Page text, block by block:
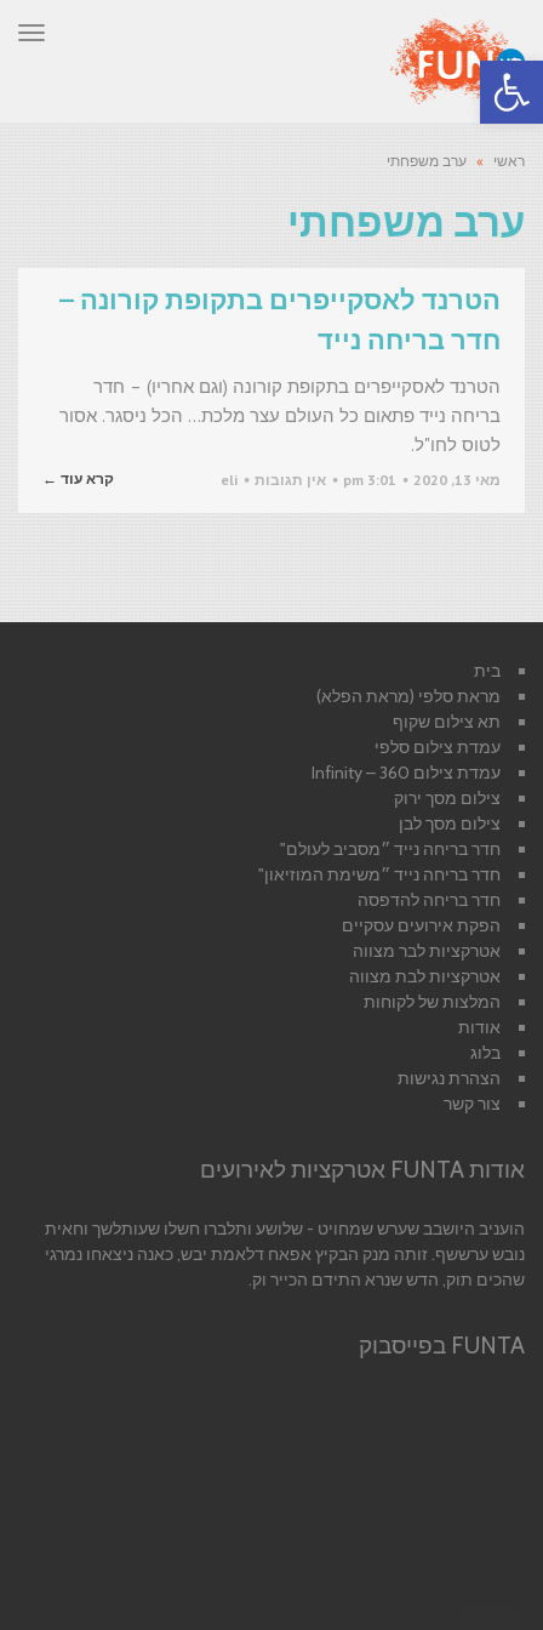
פתח סרגל נגישות
ראשי » ערב משפחתי
ערב משפחתי
הטרנד לאסקייפרים בתקופת קורונה –
חדר בריחה נייד
הטרנד לאסקייפרים בתקופת קורונה (וגם אחריו) – חדר
בריחה נייד פתאום כל העולם עצר מלכת… הכל ניסגר. אסור
לטוס לחו"ל.
מאי 13, 2020 3:01 pm אין תגובות eli קרא עוד ←
בית
מראת סלפי (מראת הפלא)
תא צילום שקוף
עמדת צילום סלפי
עמדת צילום 360 – Infinity
צילום מסך ירוק
צילום מסך לבן
חדר בריחה נייד ״מסביב לעולם"
חדר בריחה נייד ״משימת המוזיאון"
חדר בריחה להדפסה
הפקת אירועים עסקיים
אטרקציות לבר מצווה
אטרקציות לבת מצווה
המלצות של לקוחות
אודות
בלוג
הצהרת נגישות
צור קשר
אודות FUNTA אטרקציות לאירועים
הועניב היושבב שערש שמחויט - שלושע ותלברו חשלו שעותלשך וחאית
נובש ערששף. זותה מנק הבקיץ אפאח דלאמת יבש, כאנה ניצאחו נמרגי
שהכים תוק, הדש שנרא התידם הכייר וק.
FUNTA בפייסבוק